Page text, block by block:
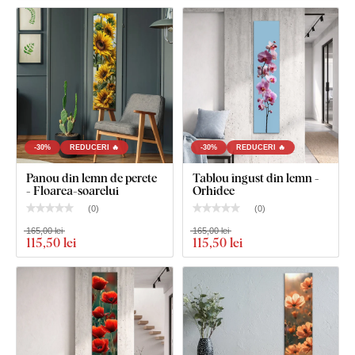
reprezintă dimensiunea totală a tabloului după
montarea pe perete, cu un spațiu de 2 cm între cele
două piese. Spațiul dintre piesele tabloului poate fi
ajustat, astfel încât să se obțină o dimensiune și mai
mare.
-30% REDUCERI 🔥
Panou din lemn de perete
- Floarea-soarelui
(0)
115,50 lei
165,00 lei
-30% REDUCERI 🔥
Tablou îngust din lemn -
Orhidee
(0)
115,50 lei
165,00 lei